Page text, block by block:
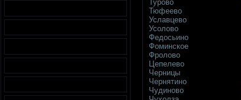
Турово
Тюфеево
Уславцево
Усолово
Федосьино
Фоминское
Фролово
Цепелево
Черницы
Чернятино
Чудиново